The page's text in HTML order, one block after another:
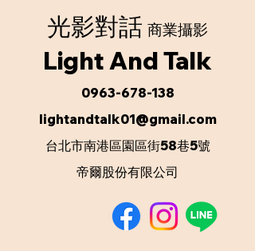
​光影對話 商業攝影
Light And Talk
0963-678-138
lightandtalk01@gmail.com
台北市南港區園區街58巷5號
​帝爾股份有限公司